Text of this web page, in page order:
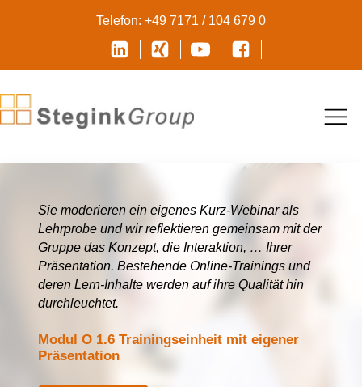
Telefon: +49 7171 / 104 679 0
Sie moderieren ein eigenes Kurz-Webinar als
Lehrprobe und wir reflektieren gemeinsam mit der
Gruppe das Konzept, die Interaktion, … Ihrer
Präsentation. Bestehende Online-Trainings und
deren Lern-Inhalte werden auf ihre Qualität hin
durchleuchtet.
Modul O 1.6 Trainingseinheit mit eigener
Präsentation